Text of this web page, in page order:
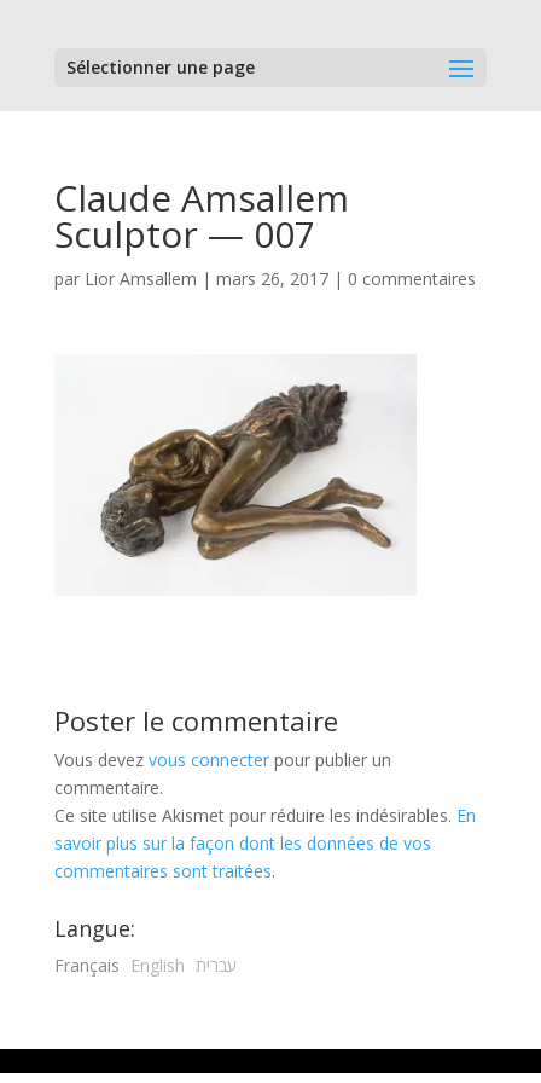
Sélectionner une page
Claude Amsallem
Sculptor — 007
par Lior Amsallem | mars 26, 2017| 0 commentaires
Poster le commentaire
Vous devez vous connecterpour publier un
commentaire.
Ce site utilise Akismet pour réduire les indésirables. En
savoir plus sur la façon dont les données de vos
commentaires sont traitées.
Langue:
Français English עברית